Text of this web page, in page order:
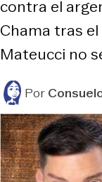
contra el
Chama tras
Mateucci no
Por